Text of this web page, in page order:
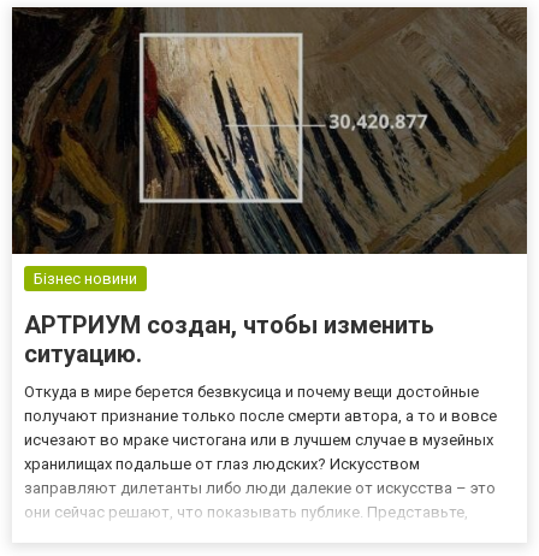
установки. Что и...
Бізнес новини
АРТРИУМ создан, чтобы изменить
ситуацию.
Откуда в мире берется безвкусица и почему вещи достойные
получают признание только после смерти автора, а то и вовсе
исчезают во мраке чистогана или в лучшем случае в музейных
хранилищах подальше от глаз людских? Искусством
заправляют дилетанты либо люди далекие от искусства – это
они сейчас решают, что показывать публике. Представьте,